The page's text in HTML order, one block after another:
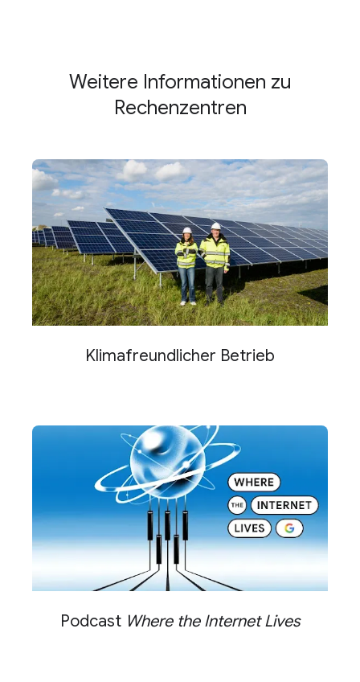
Weitere Informationen zu
Rechenzentren
Klimafreundlicher Betrieb
Podcast Where the Internet Lives